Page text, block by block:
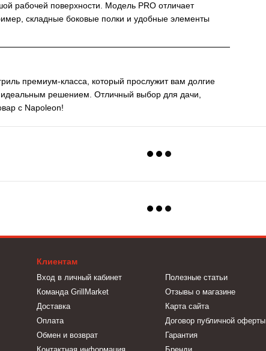
рабочей поверхности. Модель PRO отличает
складные боковые полки и удобные элементы
премиум-класса, который прослужит вам долгие
идеальным решением. Отличный выбор для дачи,
с Napoleon!
Клиентам
Вход в личный кабинет
Команда GrillMarket
Доставка
Оплата
Обмен и возврат
Полезные статьи
Отзывы о магазине
Карта сайта
Договор публичной оферты
Гарантия